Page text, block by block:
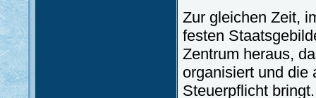
Zur gleichen Zeit,
festen
Zentrum heraus,
organisiert und die
Steuerpflicht